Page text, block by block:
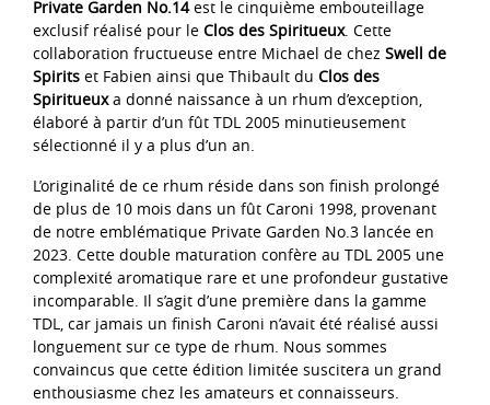
Private Garden No.14est le cinquième embouteillage
exclusif réalisé pour le Clos des Spiritueux. Cette
collaboration fructueuse entre Michael de chez Swell de
Spirits et Fabien ainsi que Thibault du Clos des
Spiritueuxa donné naissance à un rhum d’exception,
élaboré à partir d’un fût TDL 2005 minutieusement
sélectionné il y a plus d’un an.
L’originalité de ce rhum réside dans son finish prolongé
de plus de 10 mois dans un fût Caroni 1998, provenant
de notre emblématique Private Garden No.3 lancée en
2023. Cette double maturation confère au TDL 2005 une
complexité aromatique rare et une profondeur gustative
incomparable. Il s’agit d’une première dans la gamme
TDL, car jamais un finish Caroni n’avait été réalisé aussi
longuement sur ce type de rhum. Nous sommes
convaincus que cette édition limitée suscitera un grand
enthousiasme chez les amateurs et connaisseurs.